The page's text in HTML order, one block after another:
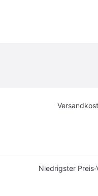
Niedrigster Preis·